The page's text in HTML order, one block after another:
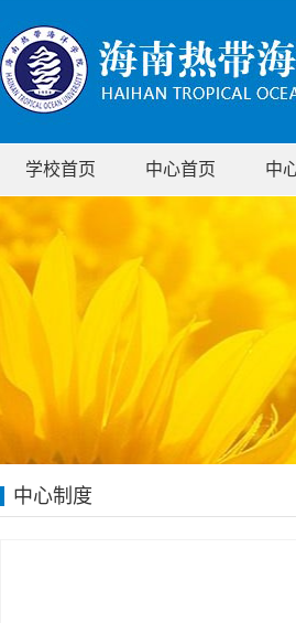
学校首页 中心首页 中
中心制度